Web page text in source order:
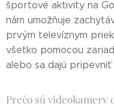
športové aktivity na
nám umožňuje
prvým televíznym
všetko pomocou
alebo sa dajú pripevniť
Prečo sú videokamery